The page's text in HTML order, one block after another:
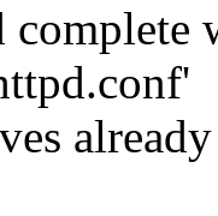
complete